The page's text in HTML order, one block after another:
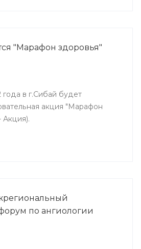
"Марафон здоровья"
года в г.Сибай будет
акция "Марафон
Акция).
по ангиологии